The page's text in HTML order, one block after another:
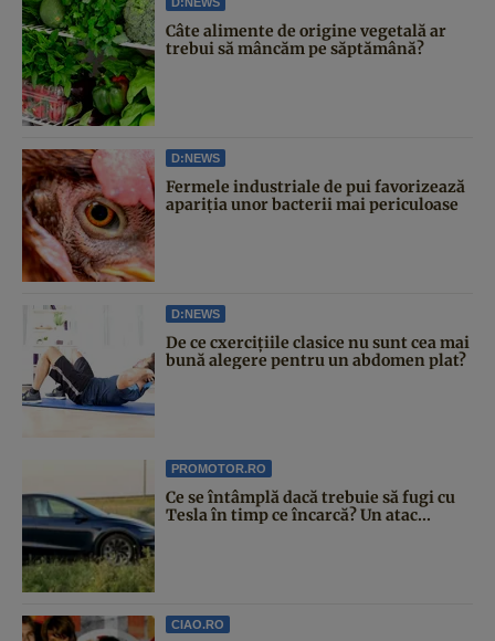
Câte alimente de origine vegetală ar
trebui să mâncăm pe săptămână?
D:NEWS
Fermele industriale de pui favorizează
apariția unor bacterii mai periculoase
D:NEWS
De ce cxercițiile clasice nu sunt cea mai
bună alegere pentru un abdomen plat?
PROMOTOR.RO
Ce se întâmplă dacă trebuie să fugi cu
Tesla în timp ce încarcă? Un atac...
CIAO.RO